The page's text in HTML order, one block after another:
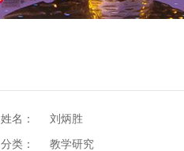
姓名： 刘炳胜
分类： 教学研究